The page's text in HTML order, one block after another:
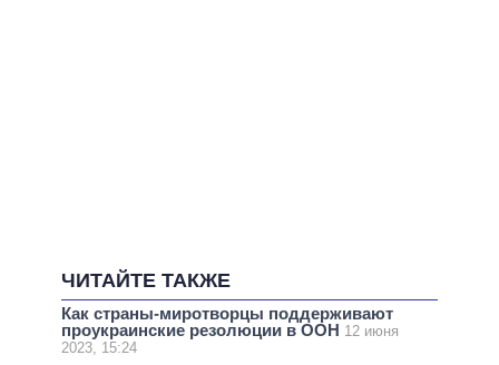
ЧИТАЙТЕ ТАКЖЕ
Как страны-миротворцы поддерживают
проукраинские резолюции в ООН 12 июня
2023, 15:24